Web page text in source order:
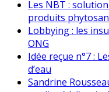
Les NBT :
produits
Lobbying : les
ONG
Idée reçue n°7 :
d’eau
Sandrine